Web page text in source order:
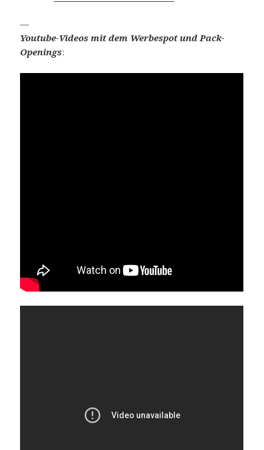
—
Youtube-Videos mit dem Werbespot und Pack-
Openings: